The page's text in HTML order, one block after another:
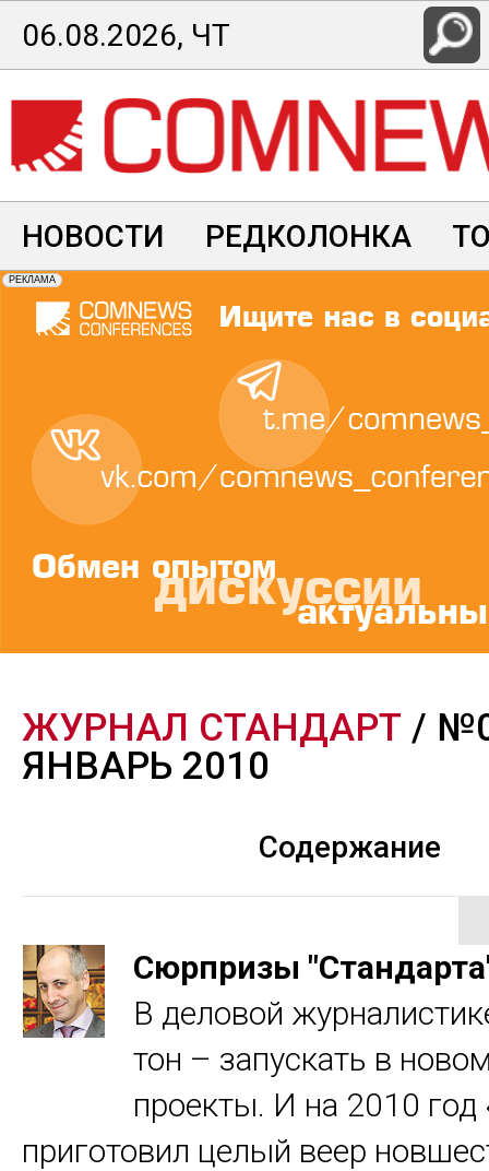
Перейти
к
основному
содержанию
06.08.2026, ЧТ
НОВОСТИ РЕДКОЛОНКА
ЖУРНАЛ СТАНДАРТ /
ЯНВАРЬ 2010
Содержание
Сюрпризы
В деловой
тон – запускать в
проекты. И на 2010 год
приготовил целый веер